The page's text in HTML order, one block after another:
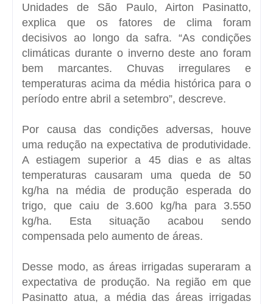
Unidades de São Paulo, Airton Pasinatto,
explica que os fatores de clima foram
decisivos ao longo da safra. “As condições
climáticas durante o inverno deste ano foram
bem marcantes. Chuvas irregulares e
temperaturas acima da média histórica para o
período entre abril a setembro”, descreve.
Por causa das condições adversas, houve
uma redução na expectativa de produtividade.
A estiagem superior a 45 dias e as altas
temperaturas causaram uma queda de 50
kg/ha na média de produção esperada do
trigo, que caiu de 3.600 kg/ha para 3.550
kg/ha. Esta situação acabou sendo
compensada pelo aumento de áreas.
Desse modo, as áreas irrigadas superaram a
expectativa de produção. Na região em que
Pasinatto atua, a média das áreas irrigadas